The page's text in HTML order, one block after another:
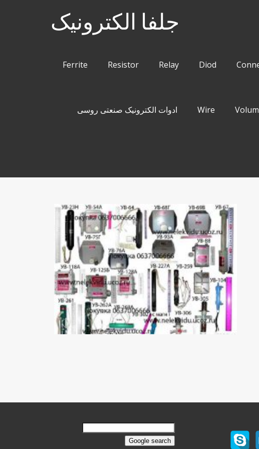
جلفا الکترونیک
Diod
Relay
Resistor
Ferrite
Wire ادوات الکترونیک صنعتی روسی